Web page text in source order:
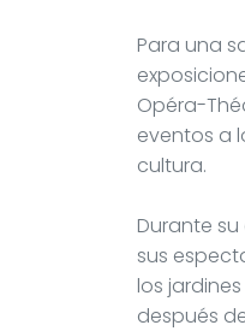
Para una
Opéra-
eventos a
cultura.
Durante
sus
los
después